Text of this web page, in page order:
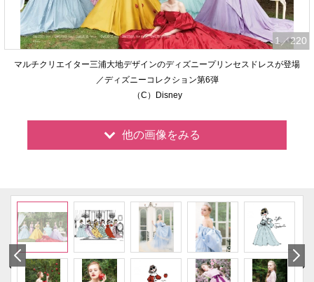
1／220
マルチクリエイター三浦大地デザインのディズニープリンセスドレスが登場
／ディズニーコレクション第6弾
（C）Disney
他の画像をみる